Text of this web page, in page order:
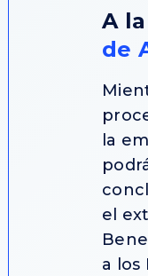
A
de
la
el
a los